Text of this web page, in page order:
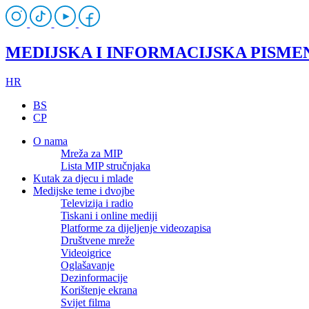
MEDIJSKA I INFORMACIJSKA
HR
BS
CP
O nama
Mreža za MIP
Lista MIP stručnjaka
Kutak za djecu i mlade
Medijske teme i dvojbe
Televizija i radio
Tiskani i online mediji
Platforme za dijeljenje videozapisa
Društvene mreže
Videoigrice
Oglašavanje
Dezinformacije
Korištenje ekrana
Svijet filma